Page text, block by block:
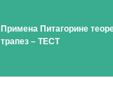
Примена Питагорине
трапез – ТЕСТ